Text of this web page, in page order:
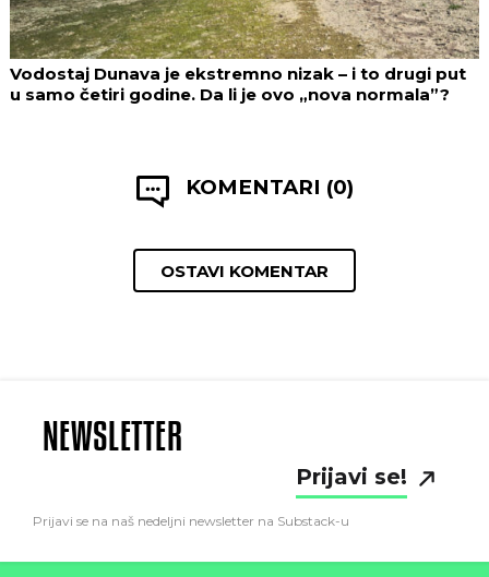
Vodostaj Dunava je ekstremno nizak – i to drugi put
u samo četiri godine. Da li je ovo „nova normala”?
KOMENTARI (0)
OSTAVI KOMENTAR
NEWSLETTER
Prijavi se!
Prijavi se na naš nedeljni newsletter na Substack-u